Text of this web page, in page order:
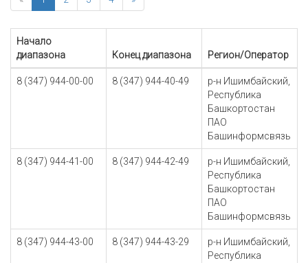
Начало
диапазона
Конец диапазона Регион/Оператор
8 (347) 944-00-00 8 (347) 944-40-49
р-н Ишимбайский,
Республика
Башкортостан
ПАО
Башинформсвязь
8 (347) 944-41-00 8 (347) 944-42-49
р-н Ишимбайский,
Республика
Башкортостан
ПАО
Башинформсвязь
8 (347) 944-43-00 8 (347) 944-43-29
р-н Ишимбайский,
Республика